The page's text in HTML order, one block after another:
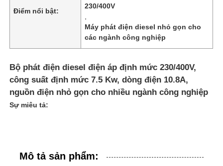
Điểm nổi bật:
230/400V
Máy phát điện diesel nhỏ gọn cho
các ngành công nghiệp
Bộ phát điện diesel điện áp định mức 230/400V,
công suất định mức 7.5 Kw, dòng điện 10.8A,
nguồn điện nhỏ gọn cho nhiều ngành công nghiệp
Sự miêu tả:
Mô tả sản phẩm: